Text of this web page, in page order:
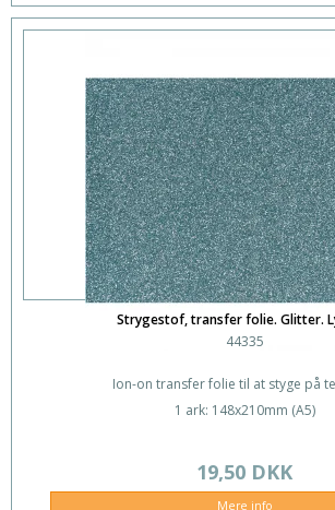
Strygestof, transfer folie. Glitter.
44335
Ion-on transfer folie til at styge på
1 ark: 148x210mm (A5)
19,50 DKK
Mere info